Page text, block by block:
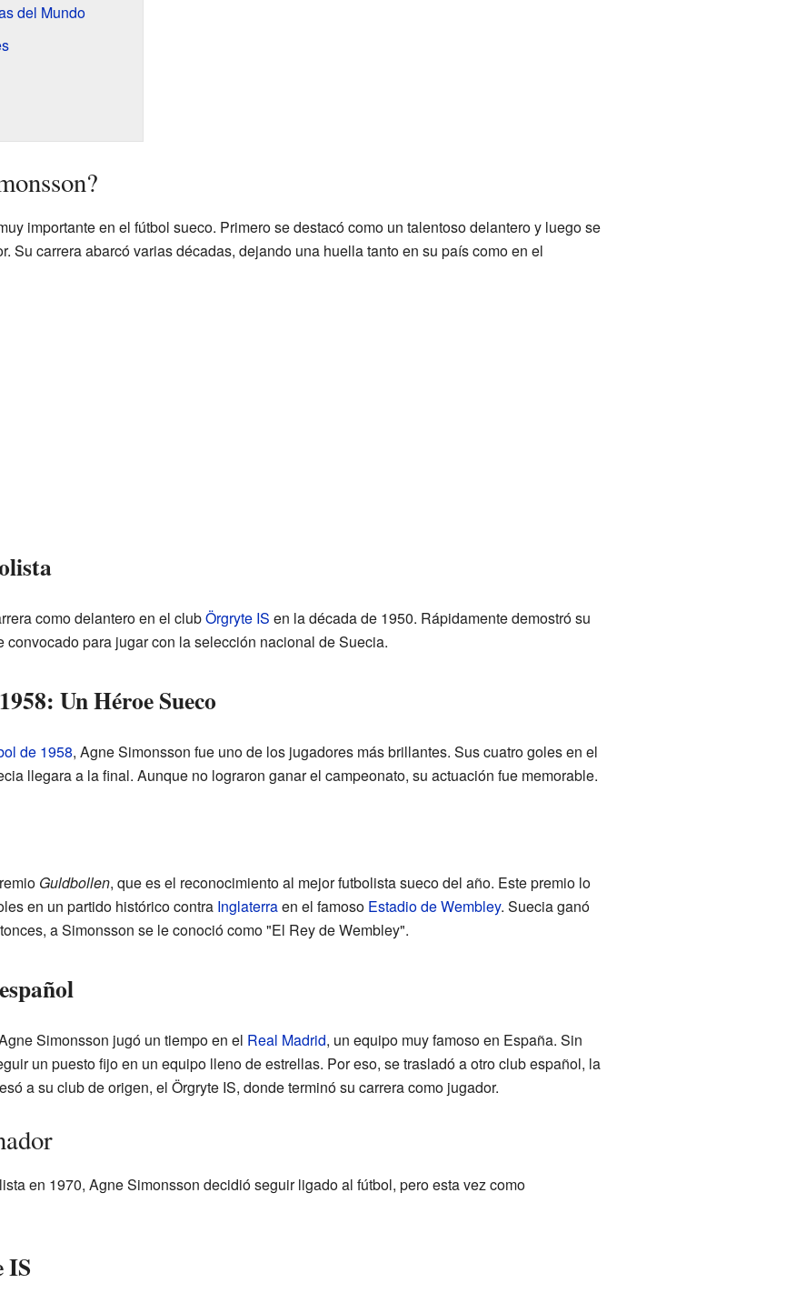
del Mundo
importante en el fútbol sueco. Primero se destacó como un talentoso delantero y luego se
Su carrera abarcó varias décadas, dejando una huella tanto en su país como en el
como delantero en el clubÖrgryte IS en la década de 1950. Rápidamente demostró su
convocado para jugar con la selección nacional de Suecia.
Un Héroe Sueco
de 1958, Agne Simonsson fue uno de los jugadores más brillantes. Sus cuatro goles en el
llegara a la final. Aunque no lograron ganar el campeonato, su actuación fue memorable.
Guldbollen, que es el reconocimiento al mejor futbolista sueco del año. Este premio lo
en un partido histórico contra Inglaterraen el famoso Estadio de Wembley. Suecia ganó
a Simonsson se le conoció como "El Rey de Wembley".
Simonsson jugó un tiempo en el Real Madrid, un equipo muy famoso en España. Sin
un puesto fijo en un equipo lleno de estrellas. Por eso, se trasladó a otro club español, la
a su club de origen, el Örgryte IS, donde terminó su carrera como jugador.
en 1970, Agne Simonsson decidió seguir ligado al fútbol, pero esta vez como
IS